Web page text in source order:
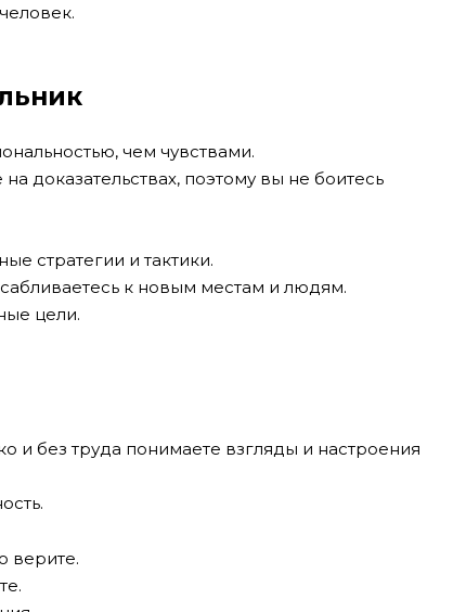
чем чувствами.
доказательствах, поэтому вы не боитесь
стратегии и тактики.
к новым местам и людям.
цели.
и без труда понимаете взгляды и настроения
верите.